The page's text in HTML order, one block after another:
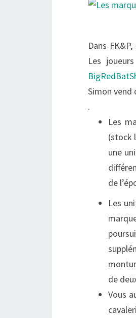
Dans FK&P,
Les
Simon vend
.
Les
(stock
une
de
Les
de
Vous